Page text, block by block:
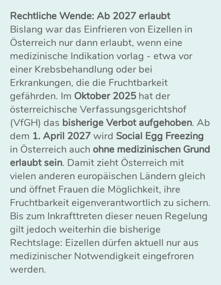
Rechtliche Wende: Ab 2027 erlaubt
Bislang war das Einfrieren von Eizellen in
Österreich nur dann erlaubt, wenn eine
medizinische Indikation vorlag - etwa vor
einer Krebsbehandlung oder bei
Erkrankungen, die die Fruchtbarkeit
gefährden. Im Oktober 2025 hat der
österreichische Verfassungsgerichtshof
(VfGH) das bisherige Verbot aufgehoben. Ab
dem 1. April 2027wird Social Egg Freezing
in Österreich auch ohne medizinischen Grund
erlaubt sein. Damit zieht Österreich mit
vielen anderen europäischen Ländern gleich
und öffnet Frauen die Möglichkeit, ihre
Fruchtbarkeit eigenverantwortlich zu sichern.
Bis zum Inkrafttreten dieser neuen Regelung
gilt jedoch weiterhin die bisherige
Rechtslage: Eizellen dürfen aktuell nur aus
medizinischer Notwendigkeit eingefroren
werden.